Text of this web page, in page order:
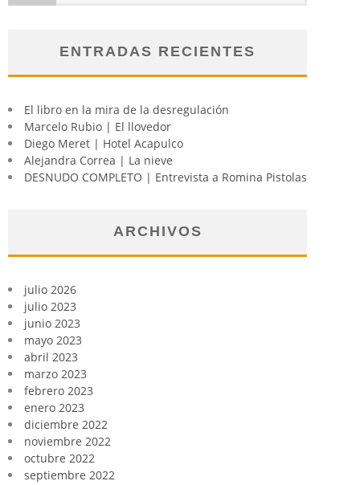
ENTRADAS RECIENTES
El libro en la mira de la desregulación
Marcelo Rubio | El llovedor
Diego Meret | Hotel Acapulco
Alejandra Correa | La nieve
DESNUDO COMPLETO | Entrevista a Romina Pistolas
ARCHIVOS
julio 2026
julio 2023
junio 2023
mayo 2023
abril 2023
marzo 2023
febrero 2023
enero 2023
diciembre 2022
noviembre 2022
octubre 2022
septiembre 2022